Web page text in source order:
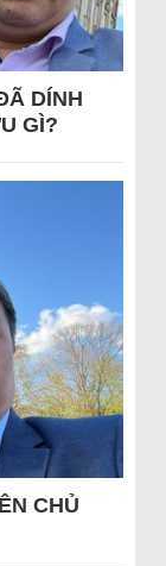
DÍNH
GÌ?
CHỦ